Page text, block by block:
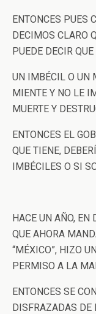
ENTONCES PUES
DECIMOS CLARO
PUEDE DECIR
UN IMBÉCIL O UN
MIENTE Y NO LE
MUERTE Y
ENTONCES EL
QUE TIENE,
IMBÉCILES O SI
HACE UN AÑO, EN
QUE AHORA
“MÉXICO”, HIZO
PERMISO A LA
ENTONCES SE
DISFRAZADAS DE